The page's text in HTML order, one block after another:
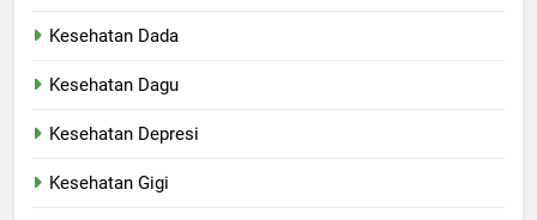
Kesehatan Dada
Kesehatan Dagu
Kesehatan Depresi
Kesehatan Gigi